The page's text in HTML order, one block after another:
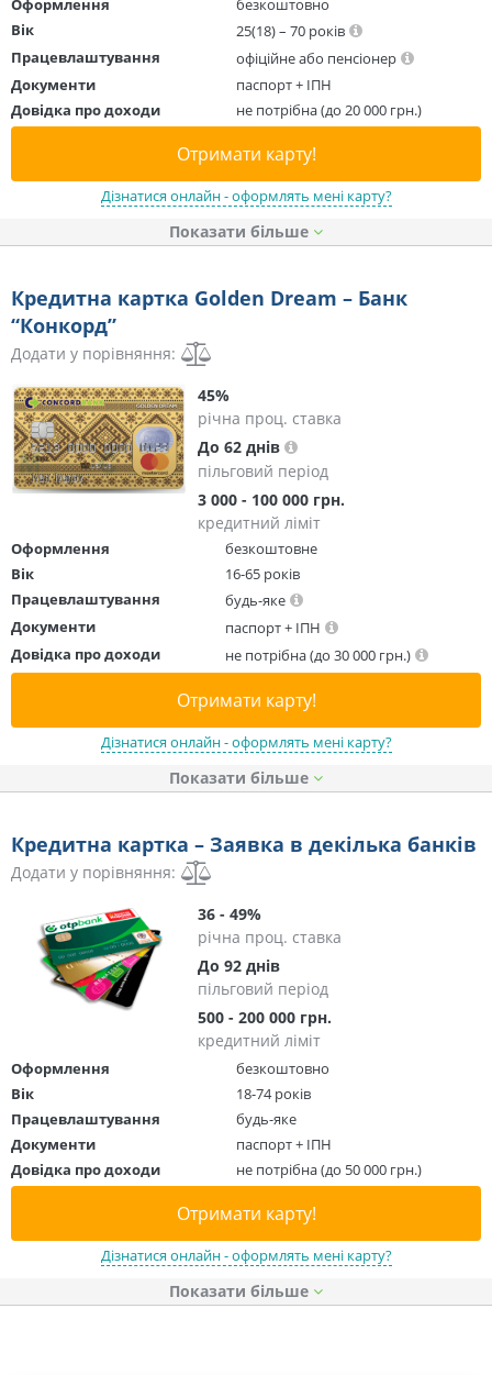
Оформлення
безкоштовно
Вік
25(18) – 70 років
Працевлаштування
офіційне або пенсіонер
Документи
паспорт + ІПН
Довідка про доходи
не потрібна (до 20 000 грн.)
Отримати карту!
Дізнатися онлайн - оформлять мені карту?
Показати
Кредитна картка Golden Dream – Банк
“Конкорд”
Додати у порівняння:
45%
річна проц. ставка
До 62 днів
пільговий період
3 000 - 100 000 грн.
кредитний ліміт
Оформлення
безкоштовне
Вік
16-65 років
Працевлаштування
будь-яке
Документи
паспорт + ІПН
Довідка про доходи
не потрібна (до 30 000 грн.)
Отримати карту!
Дізнатися онлайн - оформлять мені карту?
Показати
Кредитна картка – Заявка в декілька банків
Додати у порівняння:
36 - 49%
річна проц. ставка
До 92 днів
пільговий період
500 - 200 000 грн.
кредитний ліміт
Оформлення
безкоштовно
Вік
18-74 років
Працевлаштування
будь-яке
Документи
паспорт + ІПН
Довідка про доходи
не потрібна (до 50 000 грн.)
Отримати карту!
Дізнатися онлайн - оформлять мені карту?
Показати